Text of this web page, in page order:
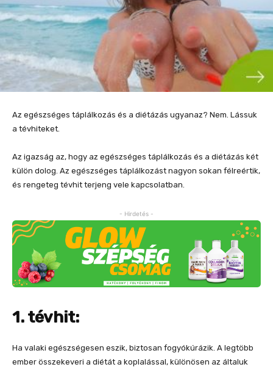
Az egészséges táplálkozás és a diétázás ugyanaz? Nem. Lássuk
a tévhiteket.
Az igazság az, hogy az egészséges táplálkozás és a diétázás két
külön dolog. Az egészséges táplálkozást nagyon sokan félreértik,
és rengeteg tévhit terjeng vele kapcsolatban.
- Hirdetés -
1. tévhit:
Ha valaki egészségesen eszik, biztosan fogyókúrázik. A legtöbb
ember összekeveri a diétát a koplalással, különösen az általuk